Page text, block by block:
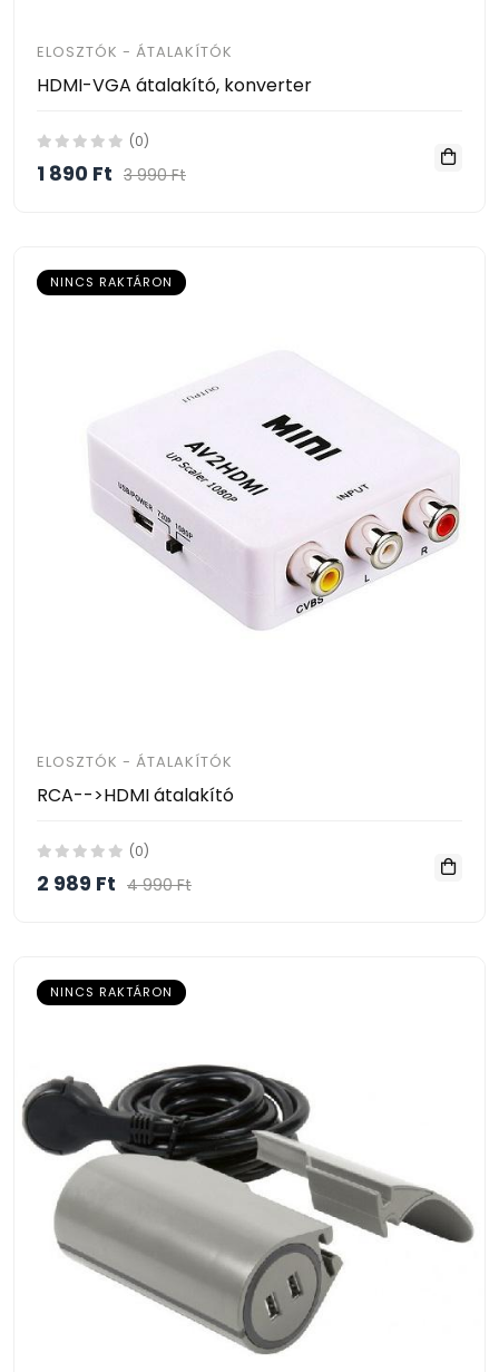
ELOSZTÓK - ÁTALAKÍTÓK
HDMI-VGA átalakító, konverter
(0)
1 890 Ft 3 990 Ft
NINCS RAKTÁRON
ELOSZTÓK - ÁTALAKÍTÓK
RCA-->HDMI átalakító
(0)
2 989 Ft 4 990 Ft
NINCS RAKTÁRON